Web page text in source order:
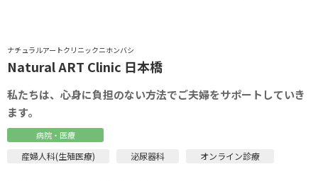
ナチュラルアートクリニックニホンバシ
Natural ART Clinic 日本橋
私たちは、心身に負担のない方法でご夫婦をサポートしていき
ます。
病院・医療
産婦人科(生殖医療) 泌尿器科 オンライン診療